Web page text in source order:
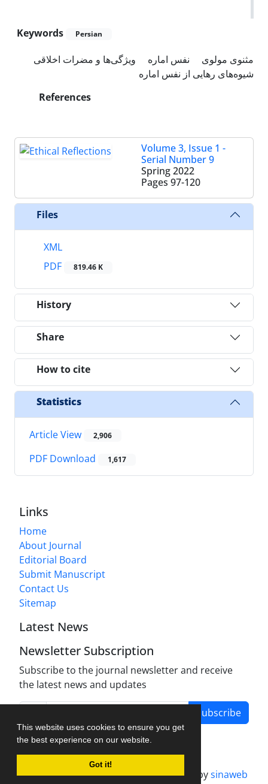
This website uses cookies to ensure you get
the best experience on our website.
Got it!
Keywords Persian
مثنوی مولوی نفس اماره
ویژگی‌ها و مضرات اخلاقی
شیوه‌های رهایی از نفس اماره
References
Volume 3, Issue 1 -
Serial Number 9
Spring 2022
Pages 97-120
Files
XML
PDF
819.46 K
History
Share
How to cite
Statistics
Article View 2,906
PDF Download 1,617
Links
Home
About Journal
Editorial Board
Submit Manuscript
Contact Us
Sitemap
Latest News
Newsletter Subscription
Subscribe to the journal newsletter and receive
the latest news and updates
Subscribe
Journal management system.designed bysinaweb